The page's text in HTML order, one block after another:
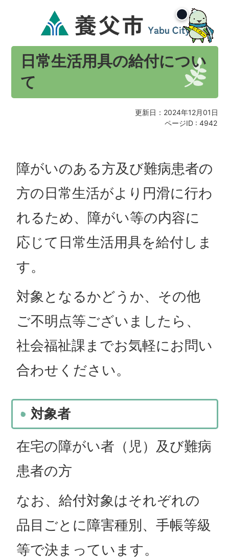
日常生活用具の給付につい
て
更新日：2024年12月01日
ページID : 4942
障がいのある方及び難病患者の
方の日常生活がより円滑に行わ
れるため、障がい等の内容に
応じて日常生活用具を給付しま
す。
対象となるかどうか、その他
ご不明点等ございましたら、
社会福祉課までお気軽にお問い
合わせください。
対象者
在宅の障がい者（児）及び難病
患者の方
なお、給付対象はそれぞれの
品目ごとに障害種別、手帳等級
等で決まっています。